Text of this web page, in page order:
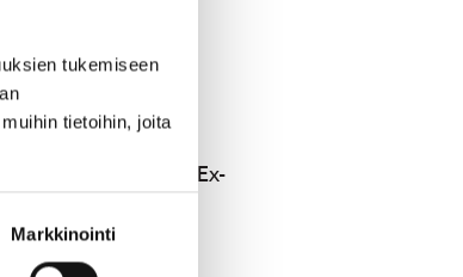
tukemiseen
tietoihin, joita
Markkinointi
kun
olosuhteisiin.
Ex-